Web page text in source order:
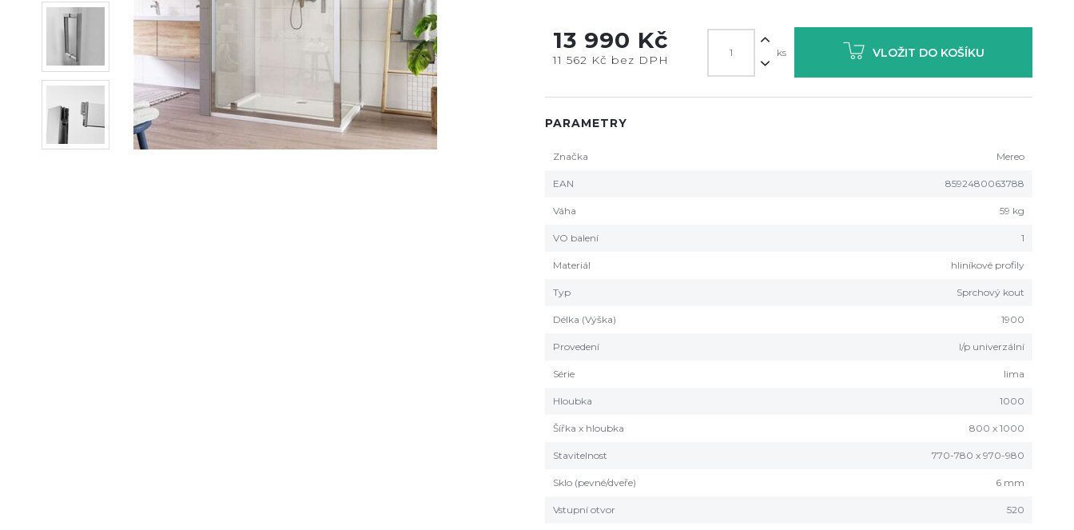
13 990 Kč
11 562 Kč bez DPH
ks VLOŽIT DO KOŠÍKU
PARAMETRY
Značka Mereo
EAN 8592480063788
Váha 59 kg
VO balení 1
Materiál hliníkové profily
Typ Sprchový kout
Délka (Výška) 1900
Provedení l/p univerzální
Série lima
Hloubka 1000
Šířka x hloubka 800 x 1000
Stavitelnost 770-780 x 970-980
Sklo (pevné/dveře) 6 mm
Vstupní otvor 520